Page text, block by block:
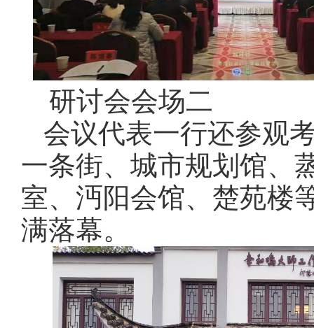
研讨会会场二
会议代表一行还参观
一条街、城市规划馆、
室、沔阳会馆、楚苑楼
满落幕。